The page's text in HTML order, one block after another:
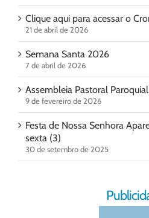
Clique aqui para acessar o
21 de abril de 2026
Semana Santa 2026
7 de abril de 2026
Assembleia Pastoral
9 de fevereiro de 2026
Festa de Nossa Senhora
sexta (3)
30 de setembro de 2025